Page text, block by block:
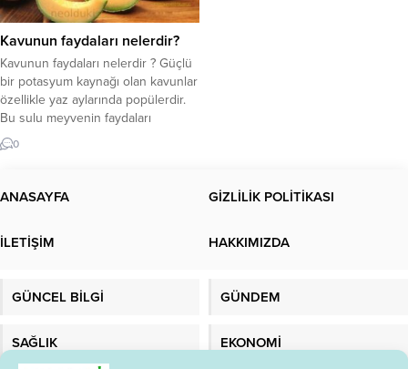
Kavunun faydaları nelerdir?
Kavunun faydaları nelerdir ? Güçlü
bir potasyum kaynağı olan kavunlar
özellikle yaz aylarında popülerdir.
Bu sulu meyvenin faydaları
hakkında daha fazlasını okuyun.
Kavunun faydaları nelerdir? Şeker
önemlidir Kavun seçiminde
yaz meyvesi olan kavun, yüksek
0
ANASAYFA GİZLİLİK POLİTİKASI
İLETİŞİM HAKKIMIZDA
GÜNCEL BİLGİ GÜNDEM
SAĞLIK EKONOMİ